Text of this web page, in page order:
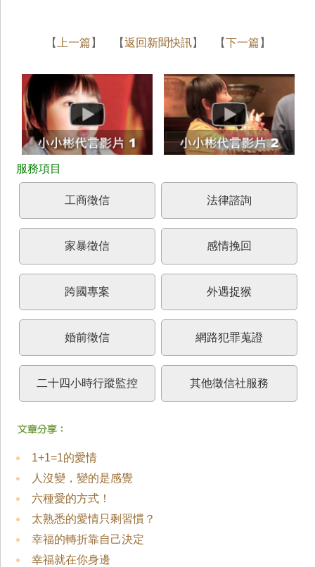
【 上一篇 】 【返回新聞快訊】 【下一篇 】
工商徵信 法律諮詢
家暴徵信 感情挽回
跨國專案 外遇捉猴
婚前徵信 網路犯罪蒐證
二十四小時行蹤監控 其他徵信社服務
1+1=1的愛情
人沒變，變的是感覺
六種愛的方式！
太熟悉的愛情只剩習慣？
幸福的轉折靠自己決定
幸福就在你身邊